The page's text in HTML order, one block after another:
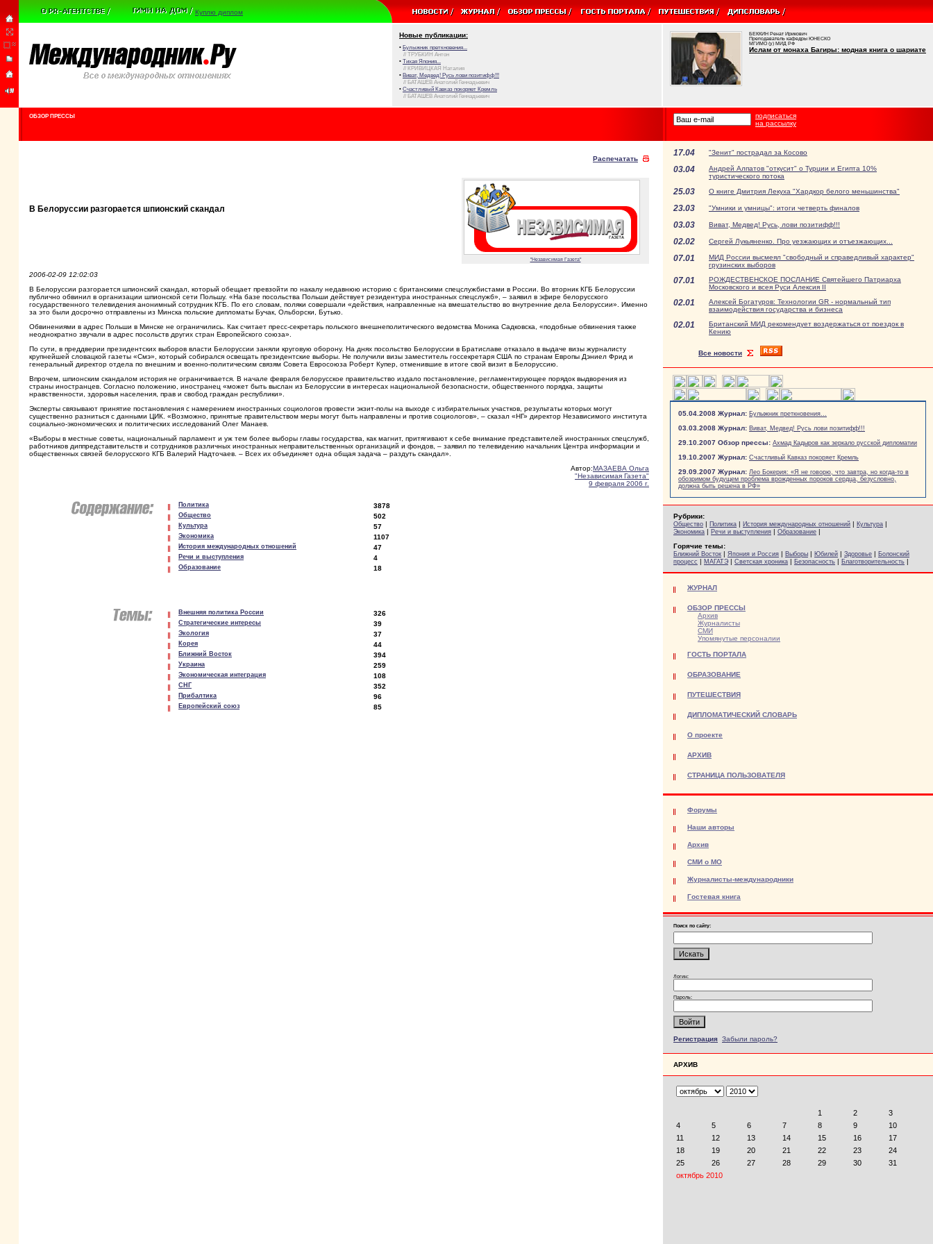
Куплю диплом
Новые публикации:
• Булыжник преткновения...
// ТРУБКИН Антон
• Тихая Япония...
// КРИВИЦКАЯ Наталия
• Виват, Медвед! Русь лови позитифф!!!
// БАТАШЕВ Анатолий Геннадьевич
• Счастливый Кавказ покоряет Кремль
// БАТАШЕВ Анатолий Геннадьевич
БЕККИН Ренат Ирикович
Преподаватель кафедры ЮНЕСКО
МГИМО (у) МИД РФ
Ислам от монаха Багиры: модная книга о шариате
ОБЗОР ПРЕССЫ
подписаться
на рассылку
Распечатать
В Белоруссии разгорается шпионский скандал
"Независимая Газета"
2006-02-09 12:02:03
В Белоруссии разгорается шпионский скандал, который обещает превзойти по накалу недавнюю историю с британскими спецслужбистами в России. Во вторник КГБ Белоруссии
публично обвинил в организации шпионской сети Польшу. «На базе посольства Польши действует резидентура иностранных спецслужб», – заявил в эфире белорусского
государственного телевидения анонимный сотрудник КГБ. По его словам, поляки совершали «действия, направленные на вмешательство во внутренние дела Белоруссии». Именно
за это были досрочно отправлены из Минска польские дипломаты Бучак, Ольборски, Бутько.
Обвинениями в адрес Польши в Минске не ограничились. Как считает пресс-секретарь польского внешнеполитического ведомства Моника Садковска, «подобные обвинения также
неоднократно звучали в адрес посольств других стран Европейского союза».
По сути, в преддверии президентских выборов власти Белоруссии заняли круговую оборону. На днях посольство Белоруссии в Братиславе отказало в выдаче визы журналисту
крупнейшей словацкой газеты «Смэ», который собирался освещать президентские выборы. Не получили визы заместитель госсекретаря США по странам Европы Дэниел Фрид и
генеральный директор отдела по внешним и военно-политическим связям Совета Евросоюза Роберт Купер, отменившие в итоге свой визит в Белоруссию.
Впрочем, шпионским скандалом история не ограничивается. В начале февраля белорусское правительство издало постановление, регламентирующее порядок выдворения из
страны иностранцев. Согласно положению, иностранец «может быть выслан из Белоруссии в интересах национальной безопасности, общественного порядка, защиты
нравственности, здоровья населения, прав и свобод граждан республики».
Эксперты связывают принятие постановления с намерением иностранных социологов провести экзит-полы на выходе с избирательных участков, результаты которых могут
существенно разниться с данными ЦИК. «Возможно, принятые правительством меры могут быть направлены и против социологов», – сказал «НГ» директор Независимого института
социально-экономических и политических исследований Олег Манаев.
«Выборы в местные советы, национальный парламент и уж тем более выборы главы государства, как магнит, притягивают к себе внимание представителей иностранных спецслужб,
работников диппредставительств и сотрудников различных иностранных неправительственных организаций и фондов, – заявил по телевидению начальник Центра информации и
общественных связей белорусского КГБ Валерий Надточаев. – Всех их объединяет одна общая задача – раздуть скандал».
Автор:МАЗАЕВА Ольга
"Независимая Газета"
9 февраля 2006 г.
Политика 3878
Общество 502
Культура 57
Экономика 1107
История международных отношений 47
Речи и выступления 4
Образование 18
Внешняя политика России 326
Стратегические интересы 39
Экология 37
Корея 44
Ближний Восток 394
Украина 259
Экономическая интеграция 108
СНГ 352
Прибалтика 96
Европейский союз 85
17.04 "Зенит" пострадал за Косово
03.04
Андрей Алпатов "откусит" о Турции и Египта 10%
туристического потока
25.03 О книге Дмитрия Лекуха "Хардкор белого меньшинства"
23.03 "Умники и умницы": итоги четверть финалов
03.03 Виват, Медвед! Русь, лови позитифф!!!
02.02 Сергей Лукьяненко. Про уезжающих и отъезжающих...
07.01
МИД России высмеял "свободный и справедливый характер"
грузинских выборов
07.01
РОЖДЕСТВЕНСКОЕ ПОСЛАНИЕ Святейшего Патриарха
Московского и всея Руси Алексия II
02.01
Алексей Богатуров: Технологии GR - нормальный тип
взаимодействия государства и бизнеса
02.01
Британский МИД рекомендует воздержаться от поездок в
Кению
Все новости
05.04.2008 Журнал: Булыжник преткновения...
03.03.2008 Журнал: Виват, Медвед! Русь лови позитифф!!!
29.10.2007 Обзор прессы: Ахмад Кадыров как зеркало русской дипломатии
19.10.2007 Журнал: Счастливый Кавказ покоряет Кремль
29.09.2007 Журнал: Лео Бокерия: «Я не говорю, что завтра, но когда-то в
обозримом будущем проблема врожденных пороков сердца, безусловно,
должна быть решена в РФ»
Рубрики:
Общество | Политика | История международных отношений | Культура |
Экономика | Речи и выступления | Образование |
Горячие темы:
Ближний Восток | Япония и Россия | Выборы | Юбилей | Здоровье | Болонский
процесс | МАГАТЭ | Светская хроника | Безопасность | Благотворительность |
ЖУРНАЛ
ОБЗОР ПРЕССЫ
Архив
Журналисты
СМИ
Упомянутые персоналии
ГОСТЬ ПОРТАЛА
ОБРАЗОВАНИЕ
ПУТЕШЕСТВИЯ
ДИПЛОМАТИЧЕСКИЙ СЛОВАРЬ
О проекте
АРХИВ
СТРАНИЦА ПОЛЬЗОВАТЕЛЯ
Форумы
Наши авторы
Архив
СМИ о МО
Журналисты-международники
Гостевая книга
Поиск по сайту:
Логин:
Пароль:
Регистрация Забыли пароль?
АРХИВ